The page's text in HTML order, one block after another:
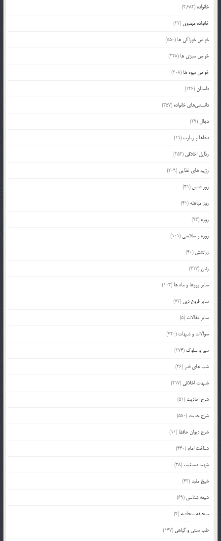
خانواده (2,682)
خانواده مهدوی (22)
خواص خوراکی ها (550)
خواص سبزی ها (228)
خواص میوه ها (308)
داستان(146)
دانستنی‌های خانواده (357)
دجال (29)
دعاها و زیارت (19)
رذایل اخلاقی (252)
رژیم های غذایی (209)
روز قدس (31)
روز مباهله (41)
روزه (93)
روزه و سلامتی (101)
زرتشتی (40)
زنان(317)
سایر روزها و ماه ها (103)
سایر فروع دین (72)
سایر مقالات (5)
سوالات و شبهات (420)
سیر و سلوک (274)
شب های قدر (46)
شبهات اخلاقی (217)
شرح احادیث (51)
شرح حدیث (550)
شرح دیوان حافظ (11)
شناخت امام (440)
شهید دستغیب(38)
شیخ مفید(42)
شیعه شناسی (69)
صحیفه سجادیه (4)
طب سنتی و گیاهی (147)